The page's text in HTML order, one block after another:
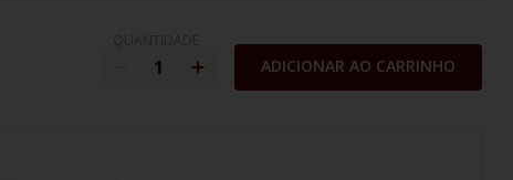
ADICIONAR AO CARRINHO